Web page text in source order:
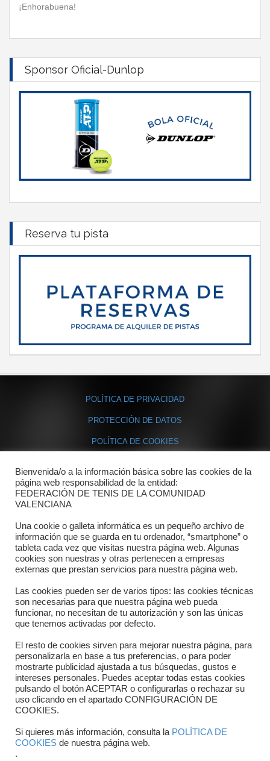
¡Enhorabuena!
Sponsor Oficial-Dunlop
Reserva tu pista
POLÍTICA DE PRIVACIDAD
PROTECCIÓN DE DATOS
POLÍTICA DE COOKIES
Contacto
Dónde estamos
Directorio departamentos
Horario
Formulario de contacto
Copyright © 2025 FTCV
Bienvenida/o a la información básica sobre las cookies de la
página web responsabilidad de la entidad:
FEDERACIÓN DE TENIS DE LA COMUNIDAD
VALENCIANA
Una cookie o galleta informática es un pequeño archivo de
información que se guarda en tu ordenador, “smartphone” o
tableta cada vez que visitas nuestra página web. Algunas
cookies son nuestras y otras pertenecen a empresas
externas que prestan servicios para nuestra página web.
Las cookies pueden ser de varios tipos: las cookies técnicas
son necesarias para que nuestra página web pueda
funcionar, no necesitan de tu autorización y son las únicas
que tenemos activadas por defecto.
El resto de cookies sirven para mejorar nuestra página, para
personalizarla en base a tus preferencias, o para poder
mostrarte publicidad ajustada a tus búsquedas, gustos e
intereses personales. Puedes aceptar todas estas cookies
pulsando el botón ACEPTAR o configurarlas o rechazar su
uso clicando en el apartado CONFIGURACIÓN DE
COOKIES.
Si quieres más información, consulta la POLÍTICA DE
COOKIES de nuestra página web.
.